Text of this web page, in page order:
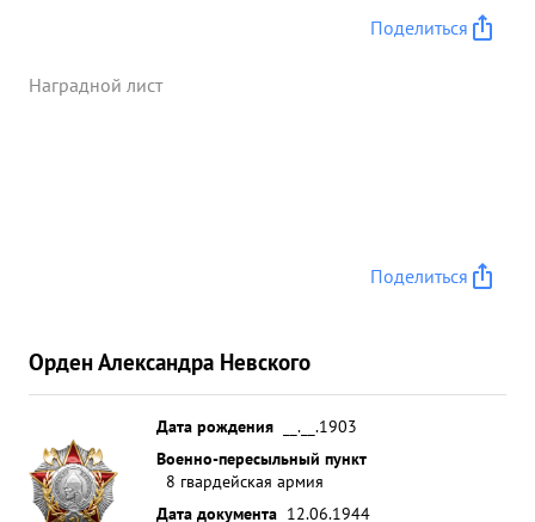
Поделиться
Наградной лист
Поделиться
Орден Александра Невского
Дата рождения
__.__.1903
Военно-пересыльный пункт
8 гвардейская армия
Дата документа 12.06.1944